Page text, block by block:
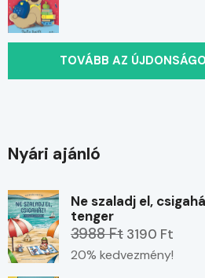
TOVÁBB AZ
Nyári ajánló
Ne szaladj el,
tenger
3988 Ft 3190 Ft
20% kedvezmény!